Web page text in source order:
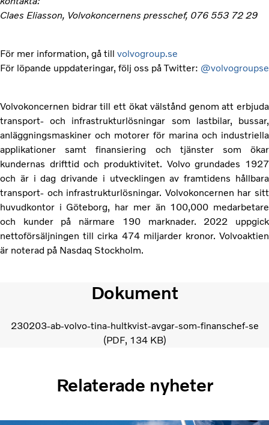
Claes Eliasson, Volvokoncernens presschef, 076 553 72 29
För mer information, gå till volvogroup.se
För löpande uppdateringar, följ oss på Twitter: @volvogroupse
Volvokoncernen bidrar till ett ökat välstånd genom att erbjuda
transport- och infrastrukturlösningar som lastbilar, bussar,
anläggningsmaskiner och motorer för marina och industriella
applikationer samt finansiering och tjänster som ökar
kundernas drifttid och produktivitet. Volvo grundades 1927
och är i dag drivande i utvecklingen av framtidens hållbara
transport- och infrastrukturlösningar. Volvokoncernen har sitt
huvudkontor i Göteborg, har mer än 100,000 medarbetare
och kunder på närmare 190 marknader. 2022 uppgick
nettoförsäljningen till cirka 474 miljarder kronor. Volvoaktien
är noterad på Nasdaq Stockholm.
Dokument
230203-ab-volvo-tina-hultkvist-avgar-som-finanschef-se
PDF 134 KB
Relaterade nyheter